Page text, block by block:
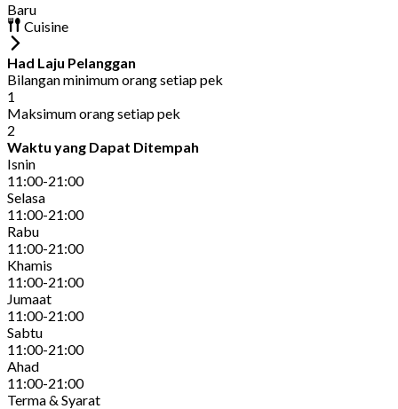
Baru
Cuisine
Had Laju Pelanggan
Bilangan minimum orang setiap pek
1
Maksimum orang setiap pek
2
Waktu yang Dapat Ditempah
Isnin
11:00-21:00
Selasa
11:00-21:00
Rabu
11:00-21:00
Khamis
11:00-21:00
Jumaat
11:00-21:00
Sabtu
11:00-21:00
Ahad
11:00-21:00
Terma & Syarat